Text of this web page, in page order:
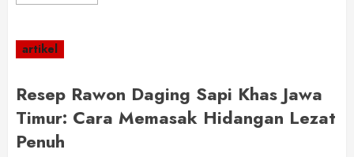
artikel
Resep Rawon Daging Sapi Khas Jawa
Timur: Cara Memasak Hidangan Lezat
Penuh